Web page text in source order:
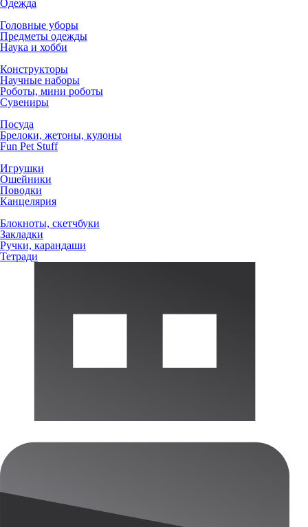
Одежда
Головные уборы
Предметы одежды
Наука и хобби
Конструкторы
Научные наборы
Роботы, мини роботы
Сувениры
Посуда
Брелоки, жетоны, кулоны
Fun Pet Stuff
Игрушки
Ошейники
Поводки
Канцелярия
Блокноты, скетчбуки
Закладки
Ручки, карандаши
Тетради